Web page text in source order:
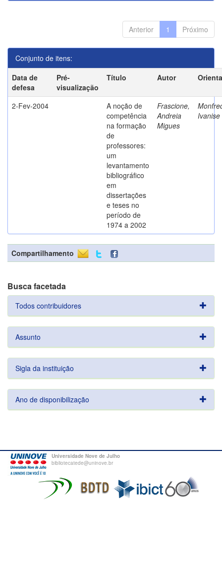
Anterior 1 Próximo
Conjunto de itens:
Data de
defesa
Pré-
visualização
Título Autor
2-Fev-2004
A noção de
competência
na formação
de
professores:
um
levantamento
bibliográfico
em
dissertações
e teses no
período de
1974 a 2002
Frascione,
Andreia
Migues
Ivanise
Compartilhamento
Busca facetada
Todos contribuidores
Assunto
Sigla da instituição
Ano de disponibilização
Universidade Nove de Julho
bibliotecatede@uninove.br